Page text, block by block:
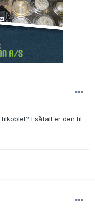
I såfall er den til